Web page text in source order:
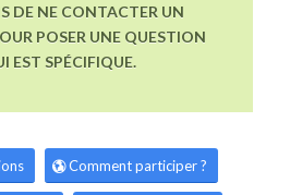
DE NE CONTACTER UN
POSER UNE QUESTION
EST SPÉCIFIQUE.
Comment participer ?